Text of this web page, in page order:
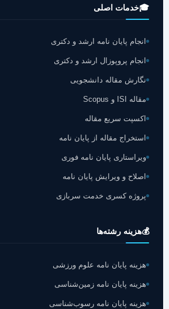
🎓خدمات اصلی
انجام پایان نامه ارشد و دکتری
انجام پروپوزال ارشد و دکتری
نگارش مقاله دانشجویی
مقاله ISI و Scopus
اکسپت سریع مقاله
استخراج مقاله از پایان نامه
ویراستاری پایان نامه فوری
اصلاح و ویرایش پایان نامه
پروژه کسری خدمت سربازی
💰هزینه رشته‌ها
هزینه پایان نامه علوم ورزشی
هزینه پایان نامه زمین‌شناسی
هزینه پایان نامه رسوب‌شناسی